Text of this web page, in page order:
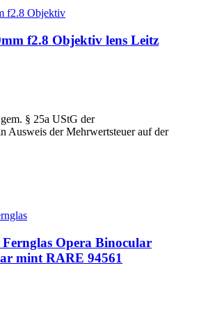
f2.8 Objektiv lens Leitz
§ 25a UStG der
Ausweis der Mehrwertsteuer auf der
Opera Binocular
mint RARE 94561